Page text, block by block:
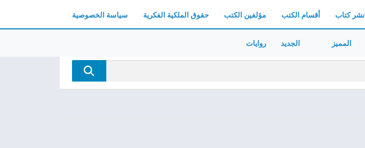
نشر كتاب أقسام الكتب مؤلفين الكتب حقوق الملكية الفكرية سياسة الخصوصية
المميز الجديد روايات